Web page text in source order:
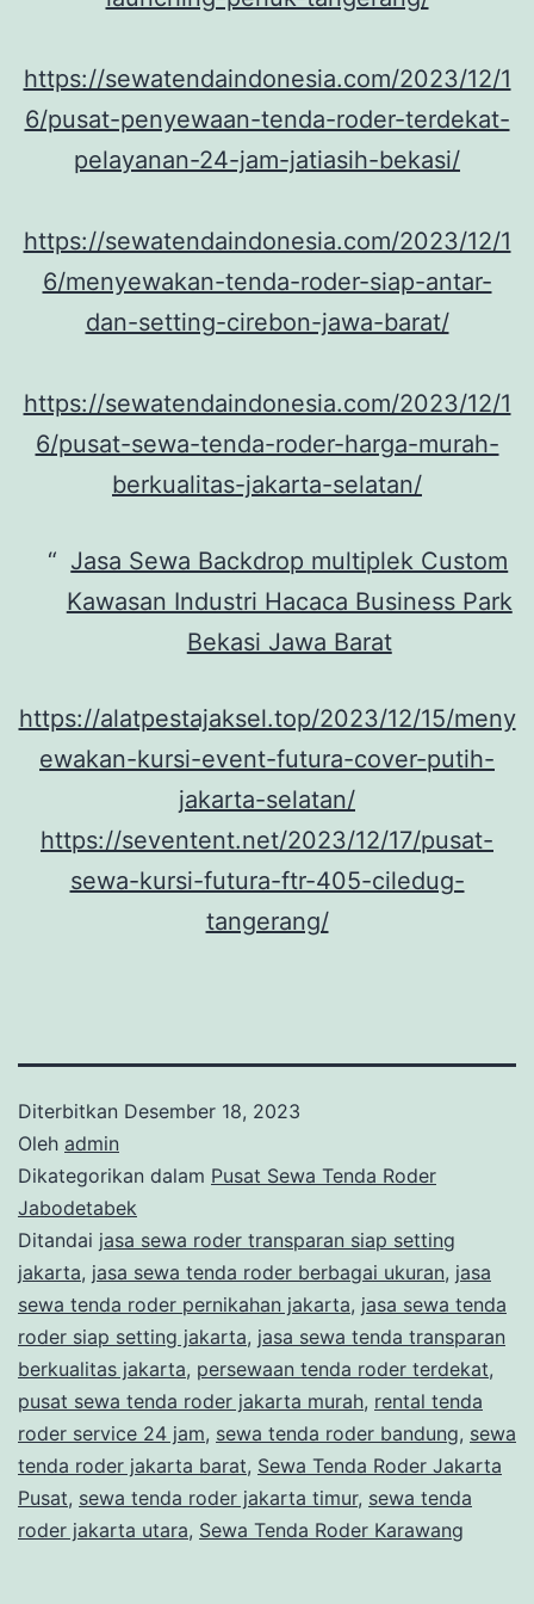
https://sewatendaindonesia.com/2023/12/1
6/pusat-penyewaan-tenda-roder-terdekat-
pelayanan-24-jam-jatiasih-bekasi/
https://sewatendaindonesia.com/2023/12/1
6/menyewakan-tenda-roder-siap-antar-
dan-setting-cirebon-jawa-barat/
https://sewatendaindonesia.com/2023/12/1
6/pusat-sewa-tenda-roder-harga-murah-
berkualitas-jakarta-selatan/
Jasa Sewa Backdrop multiplek Custom
Kawasan Industri Hacaca Business Park
Bekasi Jawa Barat
https://alatpestajaksel.top/2023/12/15/meny
ewakan-kursi-event-futura-cover-putih-
jakarta-selatan/
https://seventent.net/2023/12/17/pusat-
sewa-kursi-futura-ftr-405-ciledug-
tangerang/
Diterbitkan Desember 18, 2023
Oleh admin
Dikategorikan dalam Pusat Sewa Tenda Roder
Jabodetabek
Ditandai jasa sewa roder transparan siap setting
jakarta, jasa sewa tenda roder berbagai ukuran, jasa
sewa tenda roder pernikahan jakarta, jasa sewa tenda
roder siap setting jakarta, jasa sewa tenda transparan
berkualitas jakarta, persewaan tenda roder terdekat,
pusat sewa tenda roder jakarta murah, rental tenda
roder service 24 jam, sewa tenda roder bandung, sewa
tenda roder jakarta barat, Sewa Tenda Roder Jakarta
Pusat, sewa tenda roder jakarta timur, sewa tenda
roder jakarta utara, Sewa Tenda Roder Karawang